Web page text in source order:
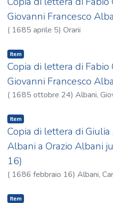
Giovanni Francesco
( 1685 aprile 5) Orarii
Item
Copia di lettera di
Giovanni Francesco
( 1685 ottobre 24) Albani,
Item
Copia di lettera di
Albani a Orazio Albani
16)
( 1686 febbraio 16) Albani,
Item